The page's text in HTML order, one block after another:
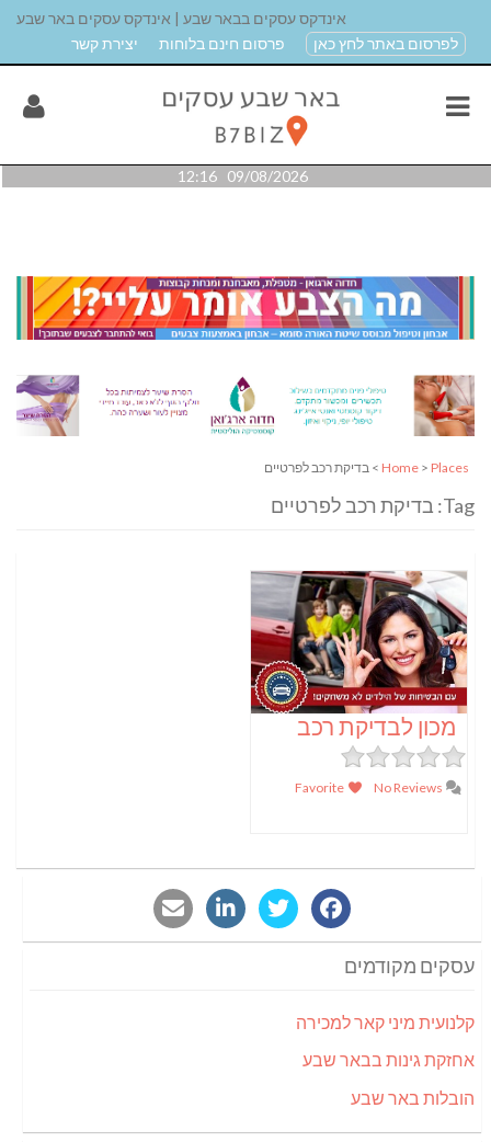
אינדקס עסקים בבאר שבע | אינדקס עסקים באר שבע
לפרסום באתר לחץ כאן
פרסום חינם בלוחות יצירת קשר
09/08/2026 12:16
Home > Places > בדיקת רכב לפרטיים
Tag: בדיקת רכב לפרטיים
מכון לבדיקת רכב
עסקים מקודמים
קלנועית מיני קאר למכירה
אחזקת גינות בבאר שבע
הובלות באר שבע